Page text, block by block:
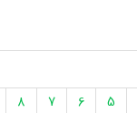
5
6
7
8